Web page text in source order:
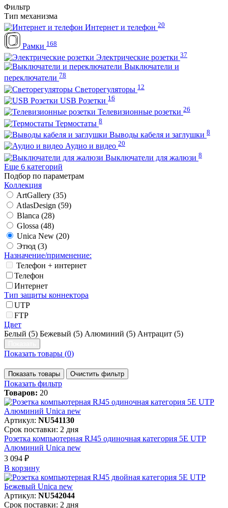
Фильтр
Тип механизма
Интернет и телефон 20
Рамки 168
Электрические розетки 37
Выключатели и
переключатели 78
Светорегуляторы 12
USB Розетки 16
Телевизионные розетки 26
Термостаты 8
Выводы кабеля и заглушки 8
Аудио и видео 20
Выключатели для жалюзи 8
Еще 6 категорий
Подбор по параметрам
Коллекция
ArtGallery (35)
AtlasDesign (59)
Blanca (28)
Glossa (48)
Unica New (20)
Этюд (3)
Назначение/применение:
Телефон + интернет
Телефон
Интернет
Тип защиты коннектора
UTP
FTP
Цвет
Белый (5) Бежевый (5) Алюминий (5) Антрацит (5)
Показать товары (0)
Показать товары Очистить фильтр
Показать фильтр
Товаров: 20
Артикул: NU541130
Срок поставки: 2 дня
Розетка компьютерная RJ45 одиночная категория 5Е UTP
Алюминий Unica new
3 094 ₽
В корзинy
Артикул: NU542044
Срок поставки: 2 дня